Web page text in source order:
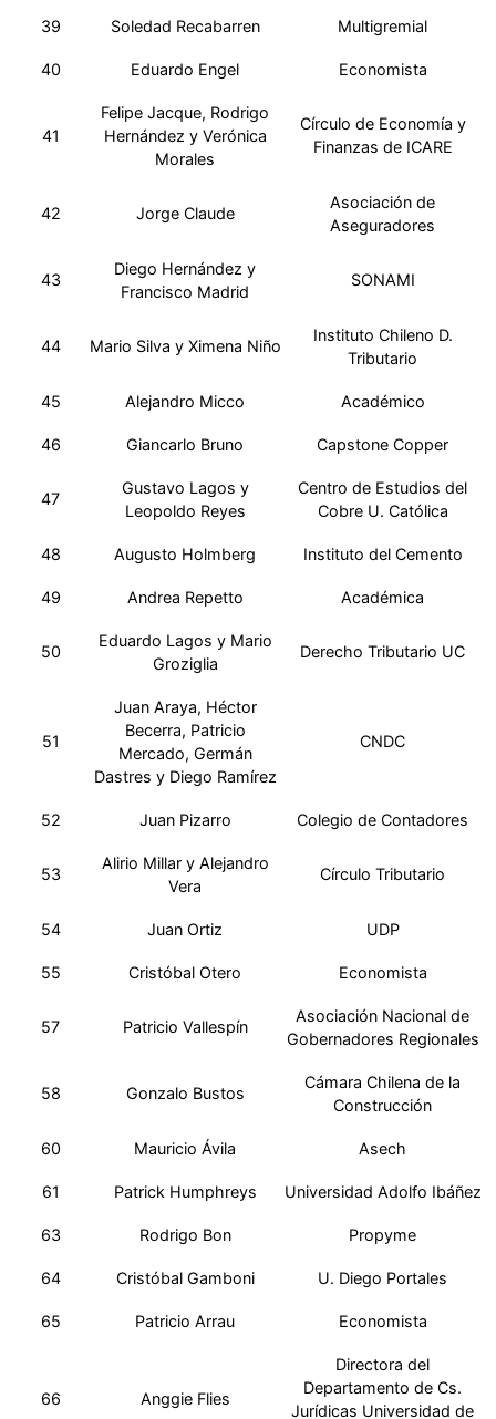
39 Soledad Recabarren Multigremial
40 Eduardo Engel Economista
41
Felipe Jacque, Rodrigo
Hernández y Verónica
Morales
Círculo de Economía y
Finanzas de ICARE
42 Jorge Claude
Asociación de
Aseguradores
43
Diego Hernández y
Francisco Madrid
SONAMI
44 Mario Silva y Ximena Niño
Instituto Chileno D.
Tributario
45 Alejandro Micco Académico
46 Giancarlo Bruno Capstone Copper
47
Gustavo Lagos y
Leopoldo Reyes
Centro de Estudios del
Cobre U. Católica
48 Augusto Holmberg Instituto del Cemento
49 Andrea Repetto Académica
50
Eduardo Lagos y Mario
Groziglia
Derecho Tributario UC
51
Juan Araya, Héctor
Becerra, Patricio
Mercado, Germán
Dastres y Diego Ramírez
CNDC
52 Juan Pizarro Colegio de Contadores
53
Alirio Millar y Alejandro
Vera
Círculo Tributario
54 Juan Ortiz UDP
55 Cristóbal Otero Economista
57 Patricio Vallespín
Asociación Nacional de
Gobernadores Regionales
58 Gonzalo Bustos
Cámara Chilena de la
Construcción
60 Mauricio Ávila Asech
61 Patrick Humphreys Universidad Adolfo Ibáñez
63 Rodrigo Bon Propyme
64 Cristóbal Gamboni U. Diego Portales
65 Patricio Arrau Economista
66 Anggie Flies
Directora del
Departamento de Cs.
Jurídicas Universidad de